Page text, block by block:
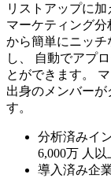
リストアップに
マーケティング分
から簡単にニッチ
し、 自動でアプ
とができます。
出身のメンバーが
す。
分析済みイ
6,000万 人以
導入済み企